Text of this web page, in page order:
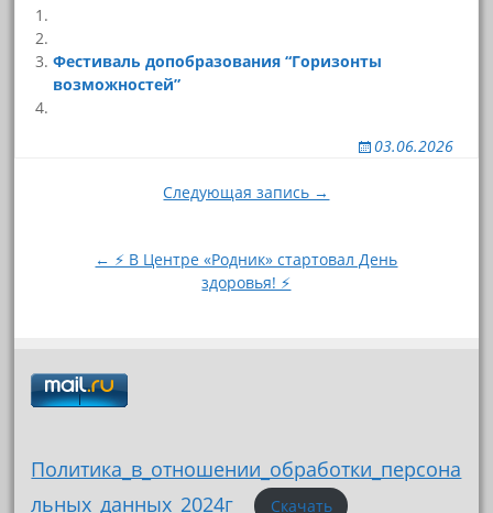
Фестиваль допобразования “Горизонты
возможностей”
03.06.2026
Следующая запись →
← ⚡ В Центре «Родник» стартовал День
здоровья! ⚡
Политика_в_отношении_обработки_персона
льных_данных_2024г_
Скачать